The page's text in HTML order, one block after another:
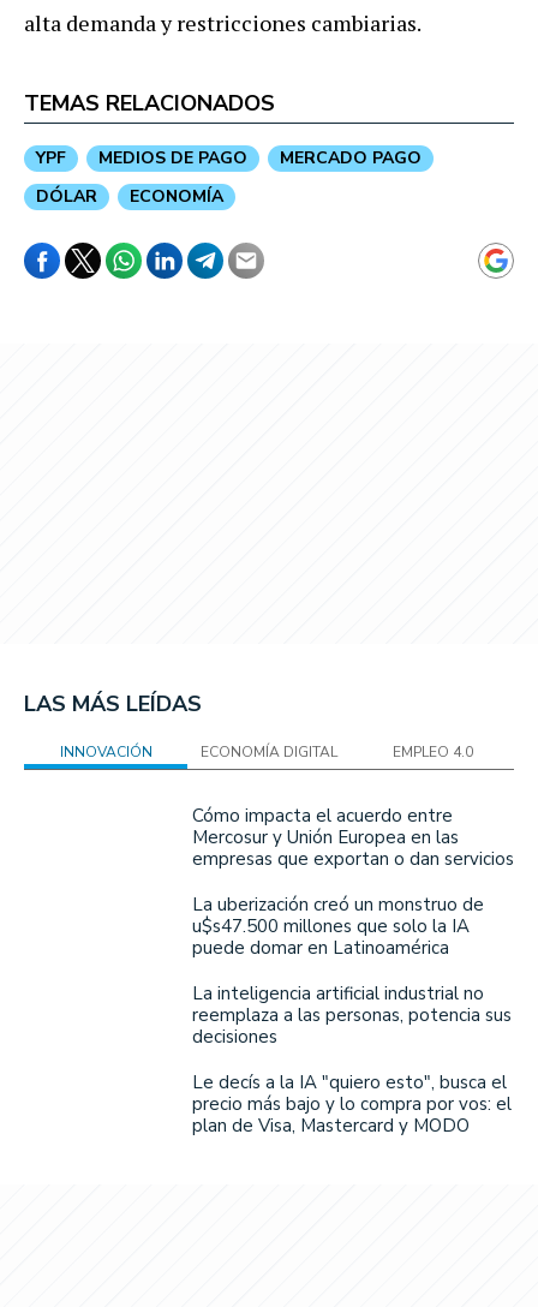
alta demanda y restricciones cambiarias.
TEMAS RELACIONADOS
YPF MEDIOS DE PAGO
MERCADO PAGO
DÓLAR
ECONOMÍA
LAS MÁS LEÍDAS
INNOVACIÓN ECONOMÍA DIGITAL EMPLEO 4.0
Cómo impacta el acuerdo entre
Mercosur y Unión Europea en las
empresas que exportan o dan servicios
La uberización creó un monstruo de
u$s47.500 millones que solo la IA
puede domar en Latinoamérica
La inteligencia artificial industrial no
reemplaza a las personas, potencia sus
decisiones
Le decís a la IA "quiero esto", busca el
precio más bajo y lo compra por vos: el
plan de Visa, Mastercard y MODO